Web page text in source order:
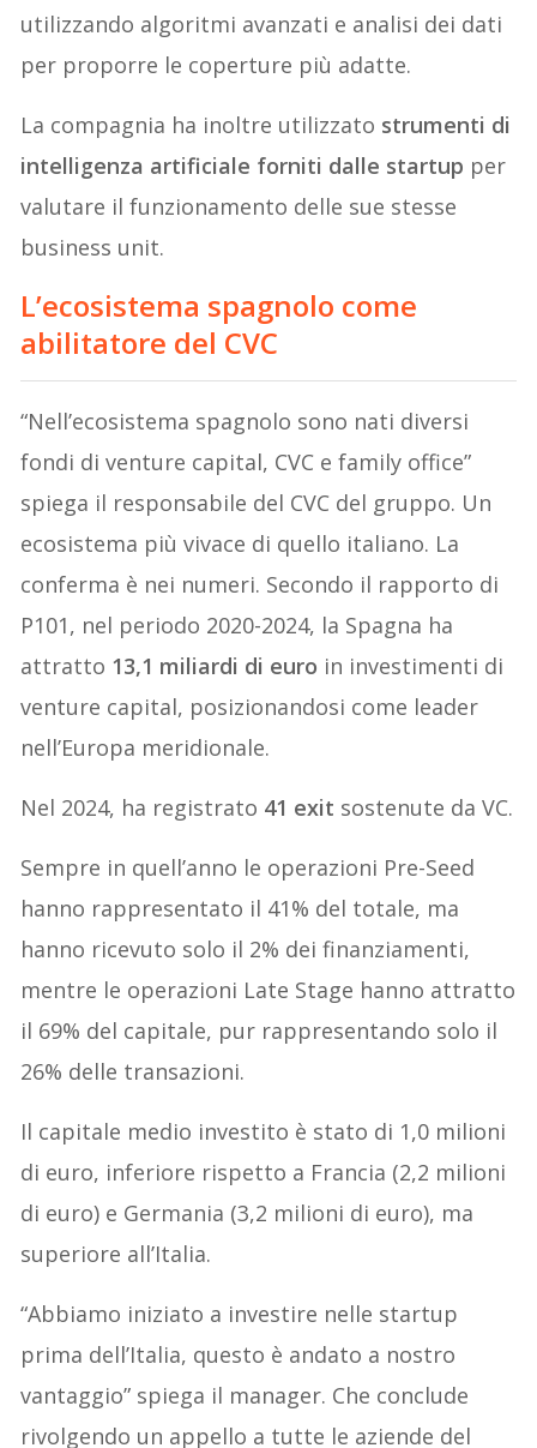
utilizzando algoritmi avanzati e analisi dei dati
per proporre le coperture più adatte.
La compagnia ha inoltre utilizzato strumenti di
intelligenza artificiale forniti dalle startup per
valutare il funzionamento delle sue stesse
business unit.
L’ecosistema spagnolo come
abilitatore del CVC
“Nell’ecosistema spagnolo sono nati diversi
fondi di venture capital, CVC e family office”
spiega il responsabile del CVC del gruppo. Un
ecosistema più vivace di quello italiano. La
conferma è nei numeri. Secondo il rapporto di
P101, nel periodo 2020-2024, la Spagna ha
attratto 13,1 miliardi di euro in investimenti di
venture capital, posizionandosi come leader
nell’Europa meridionale.
Nel 2024, ha registrato 41 exit sostenute da VC.
Sempre in quell’anno le operazioni Pre-Seed
hanno rappresentato il 41% del totale, ma
hanno ricevuto solo il 2% dei finanziamenti,
mentre le operazioni Late Stage hanno attratto
il 69% del capitale, pur rappresentando solo il
26% delle transazioni.
Il capitale medio investito è stato di 1,0 milioni
di euro, inferiore rispetto a Francia (2,2 milioni
di euro) e Germania (3,2 milioni di euro), ma
superiore all’Italia.
“Abbiamo iniziato a investire nelle startup
prima dell’Italia, questo è andato a nostro
vantaggio” spiega il manager. Che conclude
rivolgendo un appello a tutte le aziende del